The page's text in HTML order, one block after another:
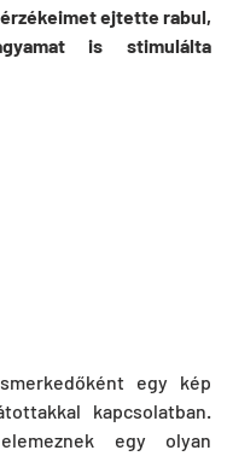
ejtette rabul,
is stimulálta
egy kép
kapcsolatban.
egy olyan